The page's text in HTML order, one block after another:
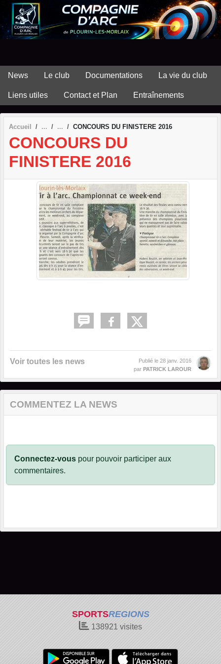
News Le club Documentations La vie du club
Liens utiles Contact et Plan Entraînements
Accueil CONCOURS DU FINISTERE 2016
CONCOURS DU
FINISTERE 2016
Voir toutes les news Publié le 28 janv. 2016
par PATRICK LAROUR
COMMENTEZ LA NEWS
Connectez-vous pour pouvoir participer aux
commentaires.
SPORTSREGIONS
138921 visites
Panneau de gestion des cookies